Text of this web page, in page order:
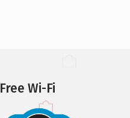
Free Wi-Fi